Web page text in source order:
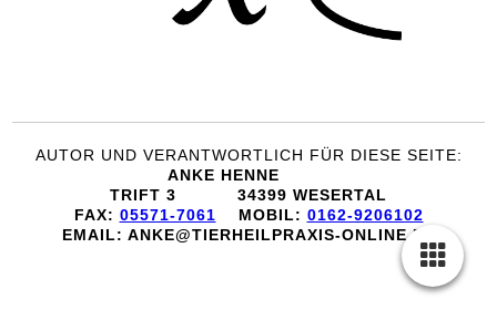
AUTOR UND VERANTWORTLICH FÜR DIESE SEITE:
ANKE HENNE
TRIFT 3 34399 WESERTAL
FAX: 05571-7061 MOBIL: 0162-9206102
EMAIL: ANKE@TIERHEILPRAXIS-ONLINE.DE